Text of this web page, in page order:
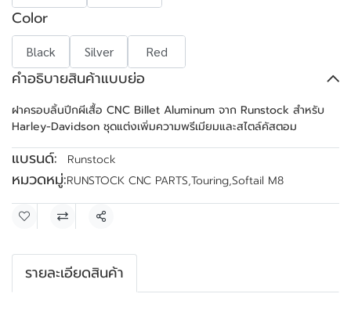
Color
Black Silver Red
คำอธิบายสินค้าแบบย่อ
ฝาครอบลิ้นปีกผีเสื้อ CNC Billet Aluminum จาก Runstock สำหรับ
Harley-Davidson ชุดแต่งเพิ่มความพรีเมียมและสไตล์คัสตอม
แบรนด์: Runstock
หมวดหมู่:RUNSTOCK CNC PARTS,Touring,Softail M8
แชร์
รายละเอียดสินค้า